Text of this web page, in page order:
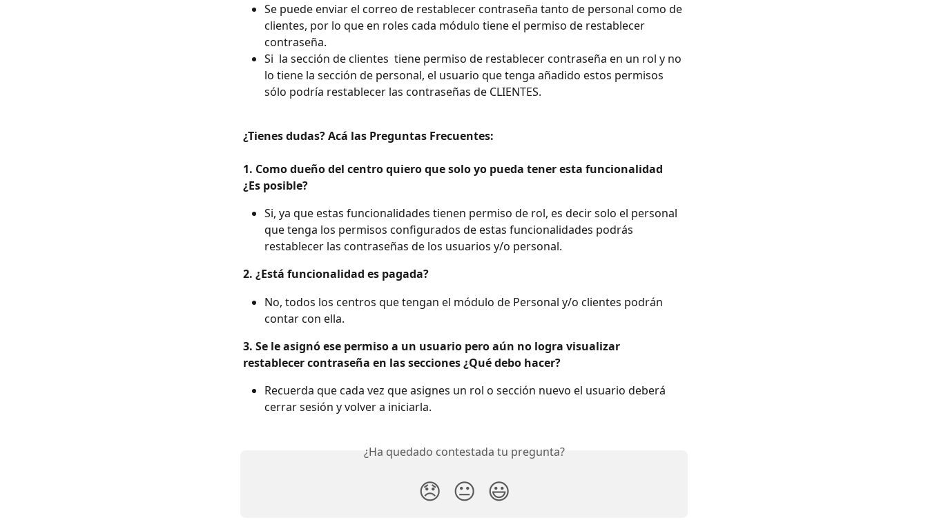
Se puede enviar el correo de restablecer contraseña tanto de personal como de
clientes, por lo que en roles cada módulo tiene el permiso de restablecer
contraseña.
Si  la sección de clientes  tiene permiso de restablecer contraseña en un rol y no
lo tiene la sección de personal, el usuario que tenga añadido estos permisos
sólo podría restablecer las contraseñas de CLIENTES.
¿Tienes dudas? Acá las Preguntas Frecuentes:
1. Como dueño del centro quiero que solo yo pueda tener esta funcionalidad
¿Es posible?
Si, ya que estas funcionalidades tienen permiso de rol, es decir solo el personal
que tenga los permisos configurados de estas funcionalidades podrás
restablecer las contraseñas de los usuarios y/o personal.
2. ¿Está funcionalidad es pagada?
No, todos los centros que tengan el módulo de Personal y/o clientes podrán
contar con ella.
3. Se le asignó ese permiso a un usuario pero aún no logra visualizar
restablecer contraseña en las secciones ¿Qué debo hacer?
Recuerda que cada vez que asignes un rol o sección nuevo el usuario deberá
cerrar sesión y volver a iniciarla.
¿Ha quedado contestada tu pregunta?
😞 😐 😃